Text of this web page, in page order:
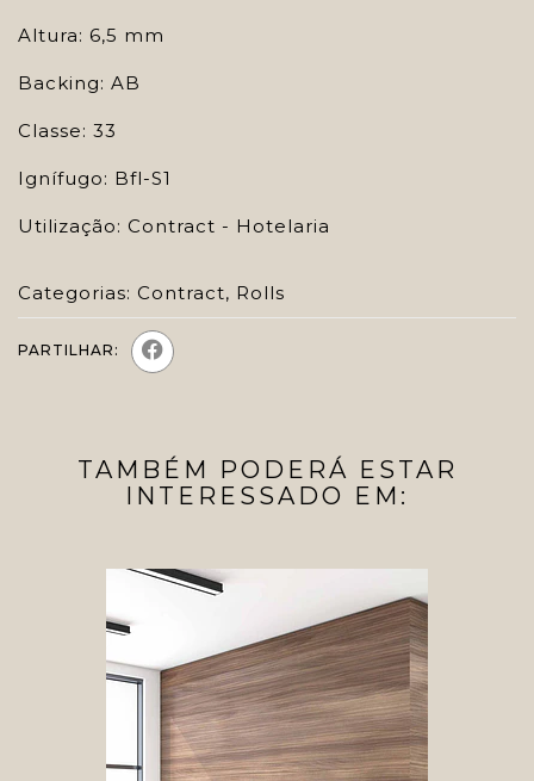
Altura: 6,5 mm
Backing: AB
Classe: 33
Ignífugo: Bfl-S1
Utilização: Contract - Hotelaria
Categorias: Contract, Rolls
PARTILHAR:
TAMBÉM PODERÁ ESTAR
INTERESSADO EM: